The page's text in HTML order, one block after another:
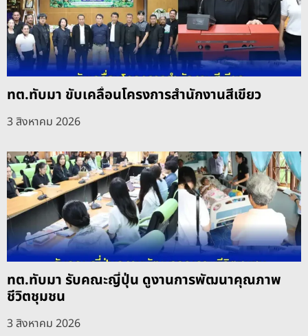
ทต.ทับมา ขับเคลื่อนโครงการสำนักงานสีเขียว
3 สิงหาคม 2026
ทต.ทับมา รับคณะญี่ปุ่น ดูงานการพัฒนาคุณภาพ
ชีวิตชุมชน
3 สิงหาคม 2026